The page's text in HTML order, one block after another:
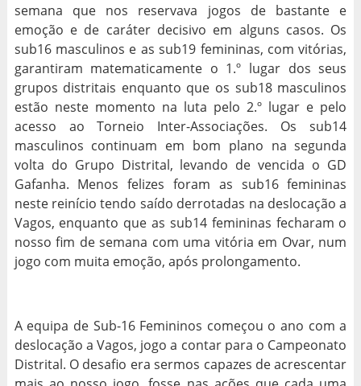
semana que nos reservava jogos de bastante e
emoção e de caráter decisivo em alguns casos. Os
sub16 masculinos e as sub19 femininas, com vitórias,
garantiram matematicamente o 1.º lugar dos seus
grupos distritais enquanto que os sub18 masculinos
estão neste momento na luta pelo 2.º lugar e pelo
acesso ao Torneio Inter-Associações. Os sub14
masculinos continuam em bom plano na segunda
volta do Grupo Distrital, levando de vencida o GD
Gafanha. Menos felizes foram as sub16 femininas
neste reinício tendo saído derrotadas na deslocação a
Vagos, enquanto que as sub14 femininas fecharam o
nosso fim de semana com uma vitória em Ovar, num
jogo com muita emoção, após prolongamento.
A equipa de Sub-16 Femininos começou o ano com a
deslocação a Vagos, jogo a contar para o Campeonato
Distrital. O desafio era sermos capazes de acrescentar